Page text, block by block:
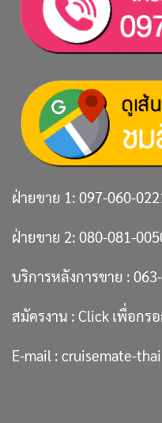
ฝ่ายขาย 1: 097-060-
ฝ่ายขาย 2: 080-081-
บริการหลังการขาย :
สมัครงาน : Click เพื่อกร
E-mail : cruisemate-